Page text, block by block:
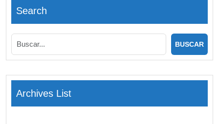
Search
Archives List